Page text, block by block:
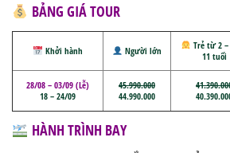
BẢNG GIÁ TOUR
Khởi hành Người lớn
Trẻ từ 2
11 tuổi
28/08 – 03/09 (Lễ)
18 – 24/09
45.990.000
44.990.000
HÀNH TRÌNH BAY